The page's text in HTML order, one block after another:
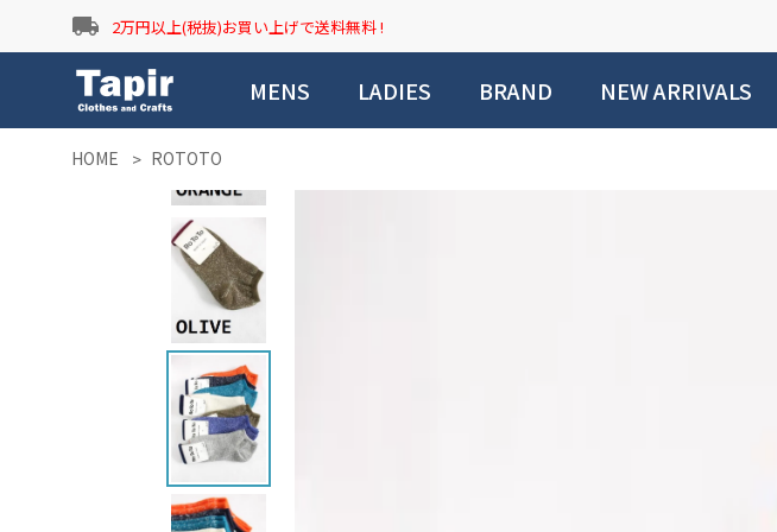
local_shipping 2万円以上(税抜)お買い上げで送料無料 !
MENS LADIES BRAND NEW ARRIVALS
HOME ROTOTO